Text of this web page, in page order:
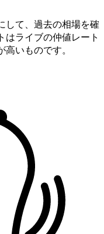
して、過去の相場を確
はライブの仲値レート
いものです。